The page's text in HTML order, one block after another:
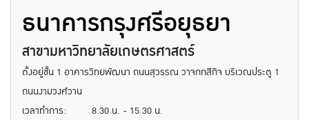
ธนาคารกรุงศรีอยุธยา
สาขามหาวิทยาลัยเกษตรศาสตร์
ตั้งอยู่ชั้น 1 อาคารวิทยพัฒนา ถนนสุวรรณ วาจกกสิกิจ บริเวณประตู 1
ถนนงามวงศ์วาน
เวลาทำการ:
8.30 น. - 15.30 น.